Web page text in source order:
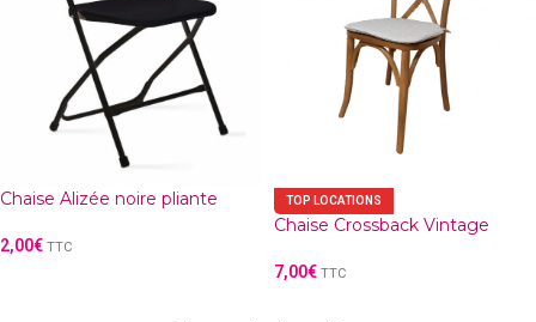
Chaise Alizée noire pliante
2,00€ TTC
TOP LOCATIONS
Chaise Crossback Vintage
7,00€ TTC